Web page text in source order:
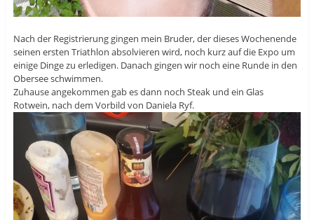
Nach der Registrierung gingen mein Bruder, der dieses Wochenende
seinen ersten Triathlon absolvieren wird, noch kurz auf die Expo um
einige Dinge zu erledigen. Danach gingen wir noch eine Runde in den
Obersee schwimmen.
Zuhause angekommen gab es dann noch Steak und ein Glas
Rotwein, nach dem Vorbild von Daniela Ryf.